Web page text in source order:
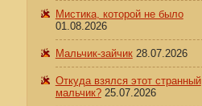
Мистика, которой не было
01.08.2026
Мальчик-зайчик 28.07.2026
Откуда взялся этот странный
мальчик? 25.07.2026